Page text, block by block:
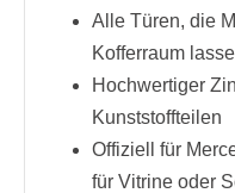
Alle Türen, die
Kofferraum
Hochwertiger
Kunststoffteilen
Offiziell für
für Vitrine oder